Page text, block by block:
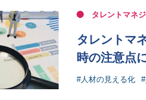
タレントマネ
タレントマ
時の注意点
#人材の見える化